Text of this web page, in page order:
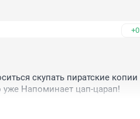
+0
скупать пиратские копии
Напоминает цап-царап!